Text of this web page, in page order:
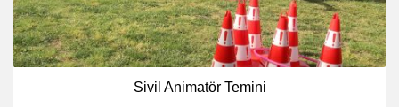
Sivil Animatör Temini